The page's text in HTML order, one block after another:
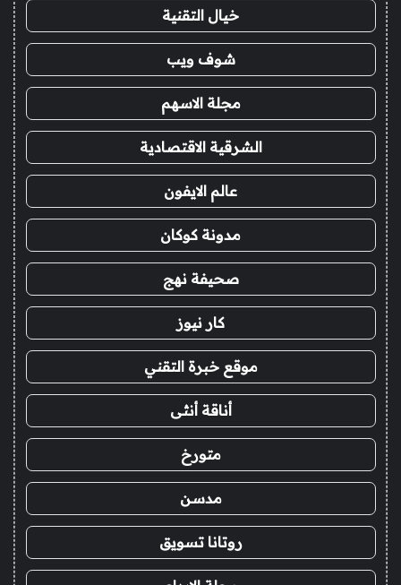
خيال التقنية
شوف ويب
مجلة الاسهم
الشرقية الاقتصادية
عالم الايفون
مدونة كوكان
صحيفة نهج
كار نيوز
موقع خبرة التقني
أناقة أنثى
متورخ
مدسن
روتانا تسويق